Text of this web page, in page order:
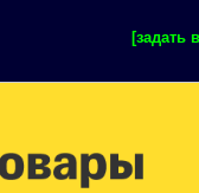
[задать